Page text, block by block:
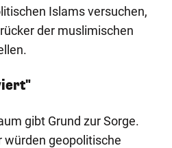
Islams versuchen,
der muslimischen
gibt Grund zur Sorge.
geopolitische